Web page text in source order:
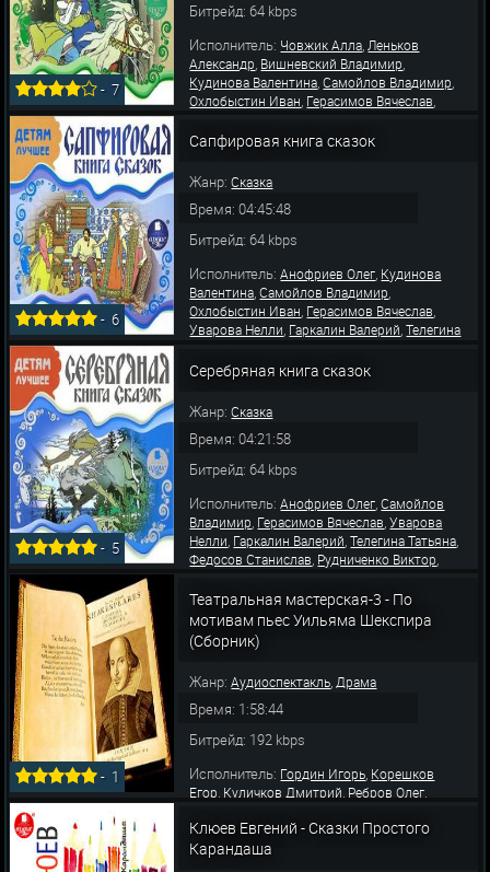
-7
Битрейд: 64 kbps
Исполнитель: Човжик Алла,Леньков
Александр, Вишневский Владимир,
Кудинова Валентина,Самойлов Владимир,
Охлобыстин Иван, Герасимов Вячеслав,
Татьяна,Федосов Станислав,Литвинов
-6
Сапфировая книга сказок
Жанр:Сказка
Время: 04:45:48
Битрейд: 64 kbps
Исполнитель:Анофриев Олег, Кудинова
Валентина,Самойлов Владимир,
Охлобыстин Иван, Герасимов Вячеслав,
Уварова Нелли, Гаркалин Валерий,Телегина
Виктор,Левашев Владимир,Пешкова
Наталья
- 5
Серебряная книга сказок
Жанр:Сказка
Время: 04:21:58
Битрейд: 64 kbps
Исполнитель:Анофриев Олег ,Самойлов
Владимир Герасимов Вячеслав ,Уварова
Нелли Гаркалин Валерий ,Телегина Татьяна
Федосов Станислав Рудниченко Виктор
Литвинов Иван ,Ерисанова Ирина,Язькова
Вероника ,Вишневский Владимир,Ленько
- 1
Театральная мастерская-3 - По
мотивам пьес Уильяма Шекспира
(Сборник)
Жанр:Аудиоспектакль,Драма
Время: 1:58:44
Битрейд: 192 kbps
Исполнитель: Гордин Игорь, Корешков
Егор, Куличков Дмитрий, Ребров Олег,
Уварова Нелли,Гришин Александр,
Лизенгевич Игорь
Клюев Евгений - Сказки Простого
Карандаша